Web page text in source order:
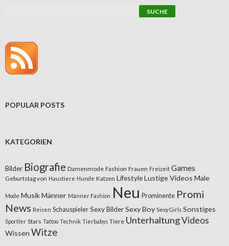
POPULAR POSTS
KATEGORIEN
Bilder Biografie Damenmode Fashion Frauen Freizeit Games
Geburtstag von Haustiere Hunde Katzen LifestyleLustige Videos Male
Mode MusikMänner Männer Fashion Neu Prominente Promi
News Reisen Schauspieler Sexy BilderSexy Boy Sexy Girls Sonstiges
Sportler Stars Tattoo Technik Tierbabys Tiere UnterhaltungVideos
Wissen Witze